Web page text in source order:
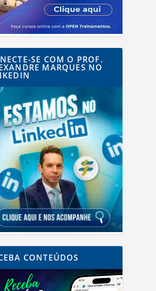
SE COM O PROF.
MARQUES NO
CONTEÚDOS